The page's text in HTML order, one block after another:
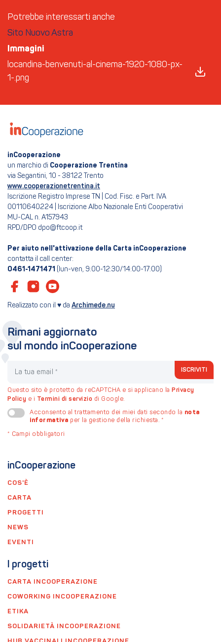
Potrebbe interessarti anche
Sito Nuovo Astra
Immagini
locandina-benvenuti-al-cinema-1920-1080-px-
1-.png
inCooperazione
un marchio di Cooperazione Trentina
via Segantini, 10 - 38122 Trento
www.cooperazionetrentina.it
Iscrizione Registro Imprese TN | Cod. Fisc. e Part. IVA
00110640224 | Iscrizione Albo Nazionale Enti Cooperativi
MU-CAL n. A157943
RPD/DPO dpo@ftcoop.it
Per aiuto nell'attivazione della Carta inCooperazione
contatta il call center:
0461-1471471 (lun-ven, 9:00-12:30/14:00-17:00)
Realizzato con il ♥ da Archimede.nu
inCooperazione
COS'È
CARTA
PROGETTI
NEWS
EVENTI
I progetti
CARTA INCOOPERAZIONE
COWORKING INCOOPERAZIONE
ETIKA
SOLIDARIETÀ INCOOPERAZIONE
Rimani aggiornato
sul mondo inCooperazione
ISCRIVITI
Questo sito è protetto da reCAPTCHA e si applicano la Privacy
Policy e i Termini di servizio di Google.
Acconsento al trattamento dei miei dati secondo la nota
informativa per la gestione della richiesta. *
* Campi obbligatori